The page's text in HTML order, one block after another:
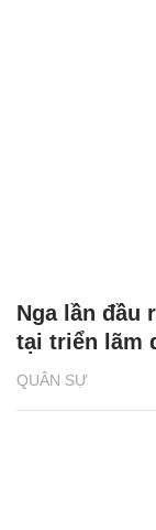
QUÂN SỰ
Nga lần đầu
tại triển lãm